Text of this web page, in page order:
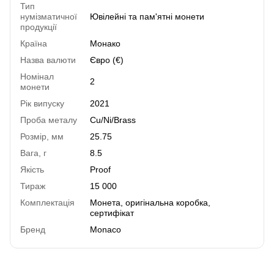
Тип
нумізматичної
продукції
Ювілейні та пам'ятні монети
Країна
Монако
Назва валюти
Євро (€)
Номінал
монети
2
Рік випуску
2021
Проба металу
Cu/Ni/Brass
Розмір, мм
25.75
Вага, г
8.5
Якість
Proof
Тираж
15 000
Комплектація
Монета, оригінальна коробка,
сертифікат
Бренд
Monaco